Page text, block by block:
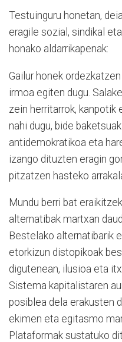
Testuinguru honetan,
eragile sozial, sindikal
honako aldarrikapenak:
Gailur honek
irmoa egiten dugu.
zein herritarrok, kanpotik
nahi dugu, bide
antidemokratikoa eta
izango dituzten eragin
pitzatzen hasteko
Mundu berri bat
alternatibak martxan
Bestelako alternatibarik
etorkizun distopikoak
digutenean, ilusioa eta
Sistema kapitalistaren
posiblea dela erakusten
ekimen eta egitasmo
Plataformak sustatuko